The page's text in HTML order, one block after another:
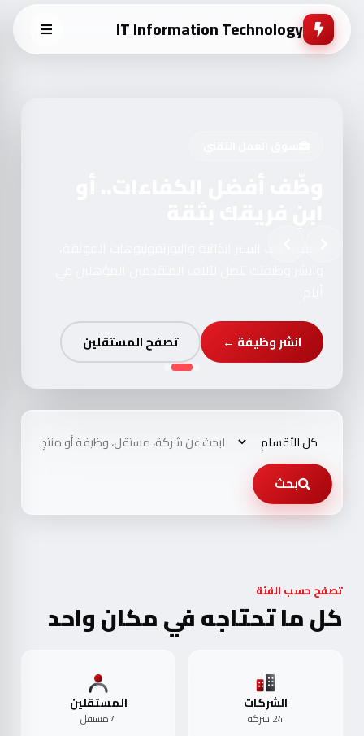
IT Information Technology
انشر وظيفة ← تصفح المستقلين
بحث
تصفح حسب الفئة
كل ما تحتاجه في مكان واحد
الشركات
24 شركة
المستقلين
4 مستقل